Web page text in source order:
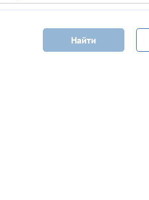
Найти